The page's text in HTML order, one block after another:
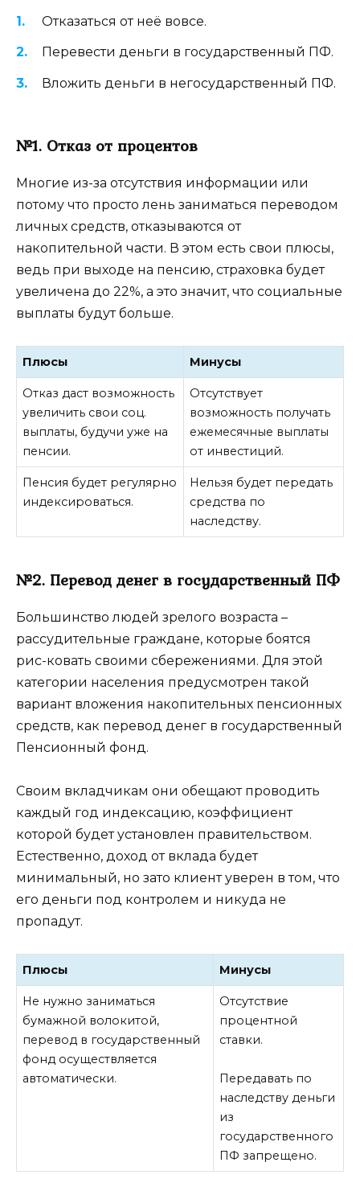
Отказаться от неё вовсе.
Перевести деньги в государственный ПФ.
Вложить деньги в негосударственный ПФ.
№1. Отказ от процентов
Многие из-за отсутствия информации или
потому что просто лень заниматься переводом
личных средств, отказываются от
накопительной части. В этом есть свои плюсы,
ведь при выходе на пенсию, страховка будет
увеличена до 22%, а это значит, что социальные
выплаты будут больше.
Плюсы Минусы
Отказ даст возможность
увеличить свои соц.
выплаты, будучи уже на
пенсии.
Отсутствует
возможность получать
ежемесячные выплаты
от инвестиций.
Пенсия будет регулярно
индексироваться.
Нельзя будет передать
средства по
наследству.
№2. Перевод денег в государственный ПФ
Большинство людей зрелого возраста –
рассудительные граждане, которые боятся
рис-ковать своими сбережениями. Для этой
категории населения предусмотрен такой
вариант вложения накопительных пенсионных
средств, как перевод денег в государственный
Пенсионный фонд.
Своим вкладчикам они обещают проводить
каждый год индексацию, коэффициент
которой будет установлен правительством.
Естественно, доход от вклада будет
минимальный, но зато клиент уверен в том, что
его деньги под контролем и никуда не
пропадут.
Плюсы Минусы
Не нужно заниматься
бумажной волокитой,
перевод в государственный
фонд осуществляется
автоматически.
Отсутствие
процентной
ставки.
Передавать по
наследству деньги
из
государственного
ПФ запрещено.